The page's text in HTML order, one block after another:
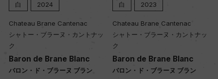
入数
12
色
白
白 2024
Chateau Brane Cantenac
シャトー・ブラーヌ・カントナッ
ク
Baron de Brane Blanc
バロン・ド・ブラーヌ ブラン
白 2023
Chateau Brane Cantenac
シャトー・ブラーヌ・カントナッ
ク
Baron de Brane Blanc
バロン・ド・ブラーヌ ブラン